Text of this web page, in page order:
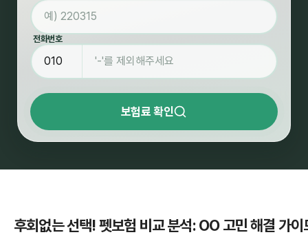
전화번호
보험료 확인
후회없는 선택! 펫보험 비교 분석: OO 고민 해결 가이